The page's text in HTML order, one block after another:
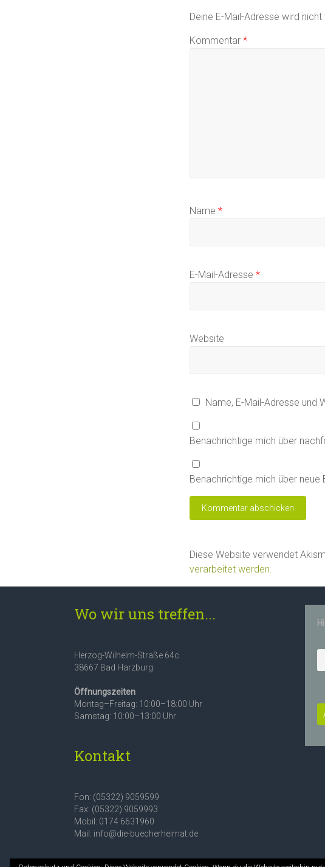
Deine E-Mail-Adresse wird
Kommentar *
Name *
E-Mail-Adresse *
Website
Name, E-Mail-Adresse und
Benachrichtige mich über
Benachrichtige mich über neue
Diese Website verwendet
verarbeitet werden.
Wo wir uns treffen...
Herzog-Wilhelm-Straße 64c
38667 Bad Harzburg
Öffnungszeiten
Montag–Freitag: 10:00–18:00 Uhr
Samstag: 10:00–13:00 Uhr
Kontakt
Fon: (05322) 9059599
Fax: (05322) 9059993
Mobil: 0174 6631960
Mail: info@die-buecherheimat.de